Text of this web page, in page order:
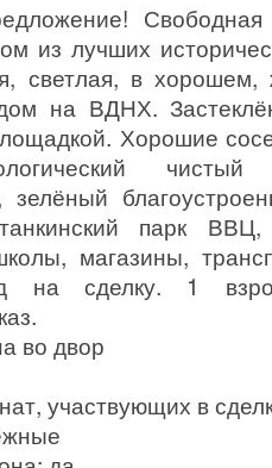
из лучших
светлая, в
на ВДНХ.
Хорошие
зелёный
парк
магазины,
на сделку. 1
во двор
участвующих в